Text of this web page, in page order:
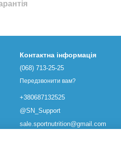
Контактна інформація
(068) 713-25-25
Передзвонити вам?
+380687132525
@SN_Support
sale.sportnutrition@gmail.com